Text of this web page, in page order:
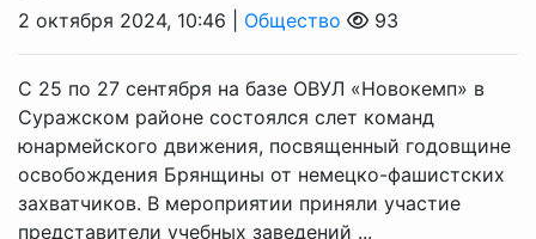
2 октября 2024, 10:46 | Общество 93
С 25 по 27 сентября на базе ОВУЛ «Новокемп» в
Суражском районе состоялся слет команд
юнармейского движения, посвященный годовщине
освобождения Брянщины от немецко-фашистских
захватчиков. В мероприятии приняли участие
представители учебных заведений ...